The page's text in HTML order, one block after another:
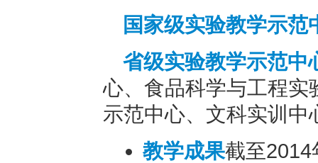
国家级实验教学示范
省级实验教学示范中
心、食品科学与工程实
示范中心、文科实训
教学成果截至2014